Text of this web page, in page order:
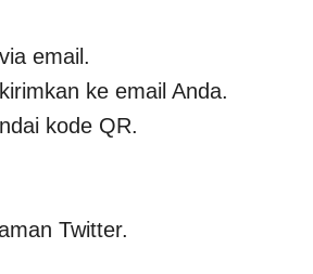
email.
ke email Anda.
kode QR.
Twitter.